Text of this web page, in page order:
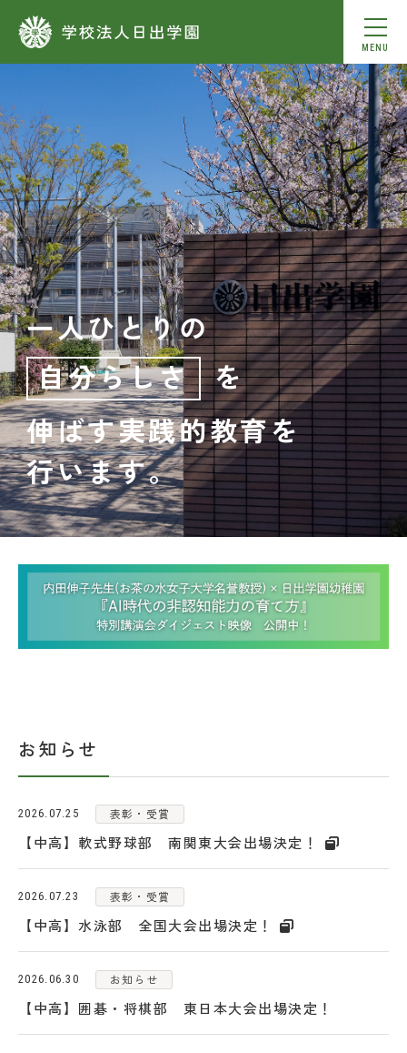
MENU
学園について
学園の取組み
ご寄付をお考えの皆様
入園・入学について
採用情報
ひので会報
お問い合わせ 資料請求
職員用ポータルページ
生徒用ポータルページ
日出学園中学校・高等学校
このサイトについて
個人情報の取り扱いについて
一人ひとりの
自分らしさ
を
伸ばす実践的教育を
行います。
お知らせ
2026.07.25 表彰・受賞
【中高】軟式野球部 南関東大会出場決定！
2026.07.23 表彰・受賞
【中高】水泳部 全国大会出場決定！
2026.06.30 お知らせ
【中高】囲碁・将棋部 東日本大会出場決定！